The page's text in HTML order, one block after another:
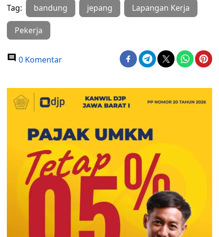
Tag: bandung jepang Lapangan Kerja
Pekerja
0 Komentar